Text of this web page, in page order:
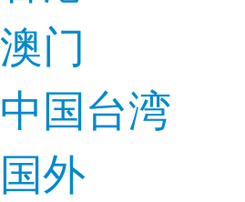
澳门
中国台湾
国外